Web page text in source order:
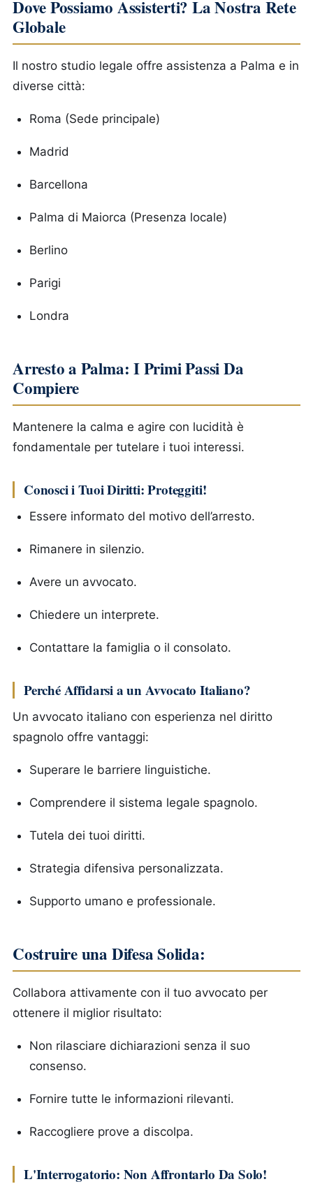
Dove Possiamo Assisterti? La Nostra Rete
Globale
Il nostro studio legale offre assistenza a Palma e in
diverse città:
Roma (Sede principale)
Madrid
Barcellona
Palma di Maiorca (Presenza locale)
Berlino
Parigi
Londra
Arresto a Palma: I Primi Passi Da
Compiere
Mantenere la calma e agire con lucidità è
fondamentale per tutelare i tuoi interessi.
Conosci i Tuoi Diritti: Proteggiti!
Essere informato del motivo dell’arresto.
Rimanere in silenzio.
Avere un avvocato.
Chiedere un interprete.
Contattare la famiglia o il consolato.
Perché Affidarsi a un Avvocato Italiano?
Un avvocato italiano con esperienza nel diritto
spagnolo offre vantaggi:
Superare le barriere linguistiche.
Comprendere il sistema legale spagnolo.
Tutela dei tuoi diritti.
Strategia difensiva personalizzata.
Supporto umano e professionale.
Costruire una Difesa Solida:
Collabora attivamente con il tuo avvocato per
ottenere il miglior risultato:
Non rilasciare dichiarazioni senza il suo
consenso.
Fornire tutte le informazioni rilevanti.
Raccogliere prove a discolpa.
L'Interrogatorio: Non Affrontarlo Da Solo!